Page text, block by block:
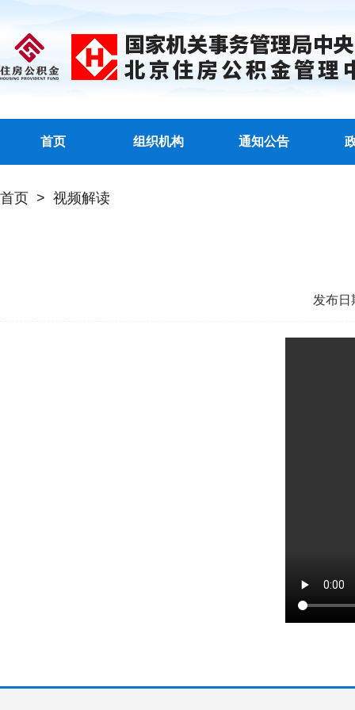
首页 组织机构 通知公告
首页 > 视频解读
发布日